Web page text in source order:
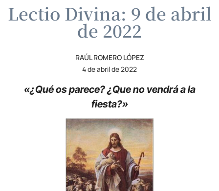
Lectio Divina: 9 de abril
de 2022
RAÚL ROMERO LÓPEZ
4 de abril de 2022
«¿Qué os parece? ¿Que no vendrá a la
fiesta?»